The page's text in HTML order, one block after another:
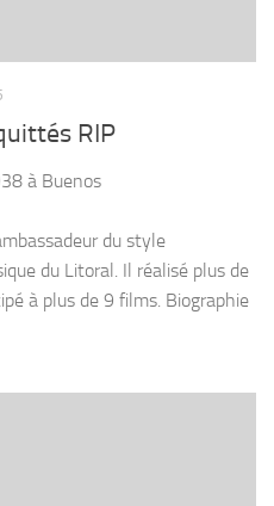
RIP
à Buenos
du style
du Litoral. Il réalisé plus de
à plus de 9 films. Biographie